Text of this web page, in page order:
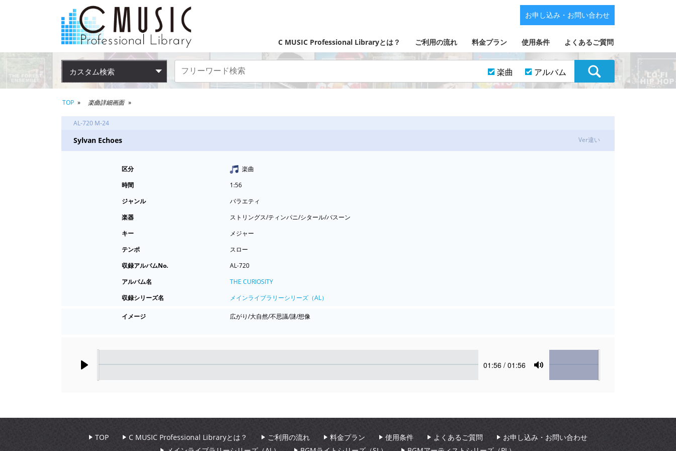
C MUSIC Professional Libraryとは？ ご利用の流れ 料金プラン 使用条件 よくあるご質問
お申し込み・お問い合わせ
カスタム検索 楽曲 アルバム
TOP 楽曲詳細画面
AL-720 M-24
Sylvan Echoes Ver違い
区分
楽曲
時間
1:56
ジャンル
バラエティ
楽器
ストリングス/ティンパニ/シタール/バスーン
キー
メジャー
テンポ
スロー
収録アルバムNo.
AL-720
アルバム名
THE CURIOSITY
収録シリーズ名
メインライブラリーシリーズ（AL）
イメージ 広がり/大自然/不思議/謎/想像
Current
01:56 / 01:56
Mute
Volume
TOP C MUSIC Professional Libraryとは？ ご利用の流れ 料金プラン 使用条件 よくあるご質問
お申し込み・お問い合わせ